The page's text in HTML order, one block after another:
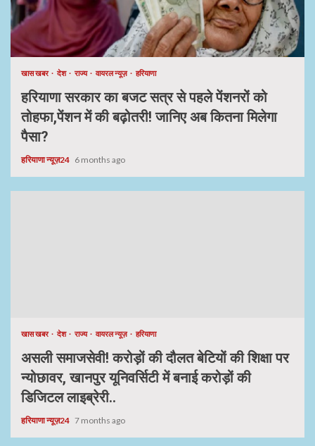
खास खबर देश राज्य वायरल न्यूज़ हरियाणा
हरियाणा सरकार का बजट सत्र से पहले पेंशनरों को
तोहफा,पेंशन में की बढ़ोतरी! जानिए अब कितना मिलेगा
पैसा?
हरियाणा न्यूज़24 6 months ago
खास खबर देश राज्य वायरल न्यूज़ हरियाणा
असली समाजसेवी! करोड़ों की दौलत बेटियों की शिक्षा पर
न्योछावर, खानपुर यूनिवर्सिटी में बनाई करोड़ों की
डिजिटल लाइब्रेरी..
हरियाणा न्यूज़24 7 months ago